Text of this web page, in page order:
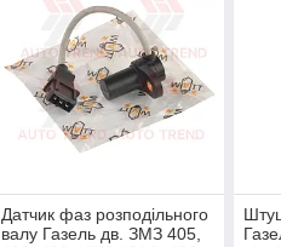
Датчик фаз розподільного
валу Газель дв. ЗМЗ 405,